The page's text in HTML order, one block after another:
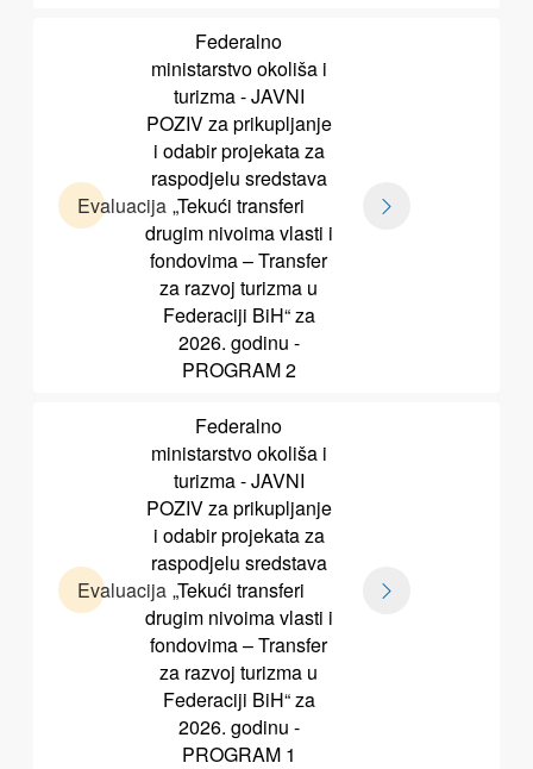
Evaluacija
Federalno
ministarstvo okoliša i
turizma - JAVNI
POZIV za prikupljanje
i odabir projekata za
raspodjelu sredstava
„Tekući transferi
drugim nivoima vlasti i
fondovima – Transfer
za razvoj turizma u
Federaciji BiH“ za
2026. godinu -
PROGRAM 2
Evaluacija
Federalno
ministarstvo okoliša i
turizma - JAVNI
POZIV za prikupljanje
i odabir projekata za
raspodjelu sredstava
„Tekući transferi
drugim nivoima vlasti i
fondovima – Transfer
za razvoj turizma u
Federaciji BiH“ za
2026. godinu -
PROGRAM 1